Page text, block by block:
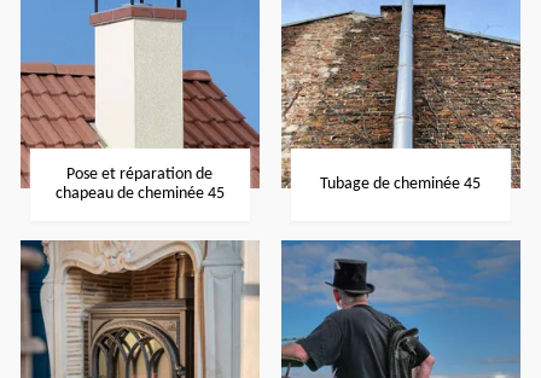
Pose et réparation de
chapeau de cheminée 45
Tubage de cheminée 45